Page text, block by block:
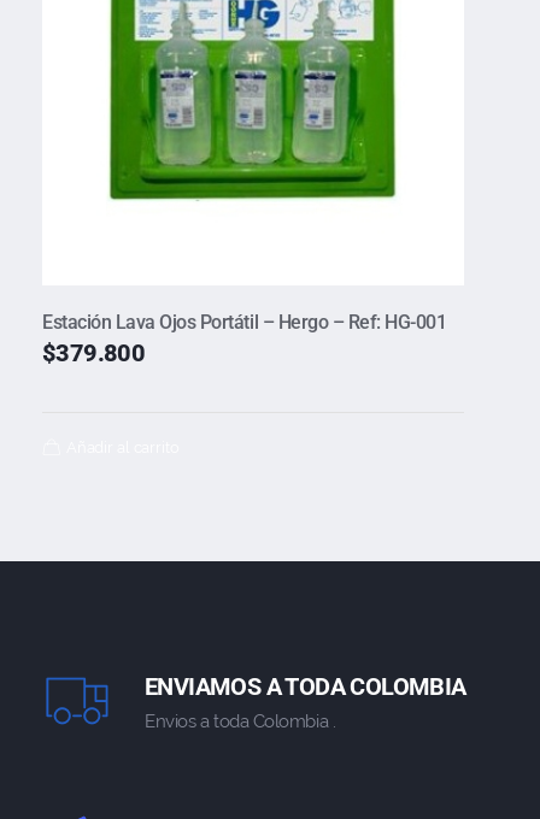
Estación Lava Ojos Portátil – Hergo – Ref: HG-001
$379.800
ENVIAMOS A TODA COLOMBIA
Envios a toda Colombia .